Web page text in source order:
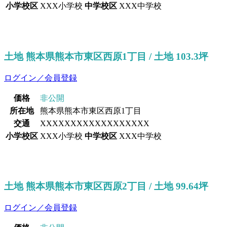
小学校区 XXX小学校 中学校区 XXX中学校
土地 熊本県熊本市東区西原1丁目 / 土地 103.3坪
ログイン／会員登録
価格
非公開
所在地
熊本県熊本市東区西原1丁目
交通
XXXXXXXXXXXXXXXXXX
小学校区 XXX小学校 中学校区 XXX中学校
土地 熊本県熊本市東区西原2丁目 / 土地 99.64坪
ログイン／会員登録